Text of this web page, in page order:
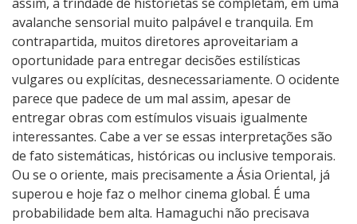
avalanche sensorial muito palpável e tranquila. Em
contrapartida, muitos diretores aproveitariam a
oportunidade para entregar decisões estilísticas
vulgares ou explícitas, desnecessariamente. O ocidente
parece que padece de um mal assim, apesar de
entregar obras com estímulos visuais igualmente
interessantes. Cabe a ver se essas interpretações são
de fato sistemáticas, históricas ou inclusive temporais.
Ou se o oriente, mais precisamente a Ásia Oriental, já
superou e hoje faz o melhor cinema global. É uma
probabilidade bem alta. Hamaguchi não precisava